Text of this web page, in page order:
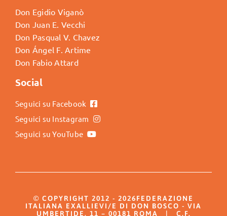
Don Egidio Viganò
Don Juan E. Vecchi
Don Pasqual V. Chavez
Don Ángel F. Artime
Don Fabio Attard
Social
Seguici su Facebook
Seguici su Instagram
Seguici su YouTube
© COPYRIGHT 2012 - 2026FEDERAZIONE
ITALIANA EXALLIEVI/E DI DON BOSCO - VIA
UMBERTIDE, 11 – 00181 ROMA | C.F.